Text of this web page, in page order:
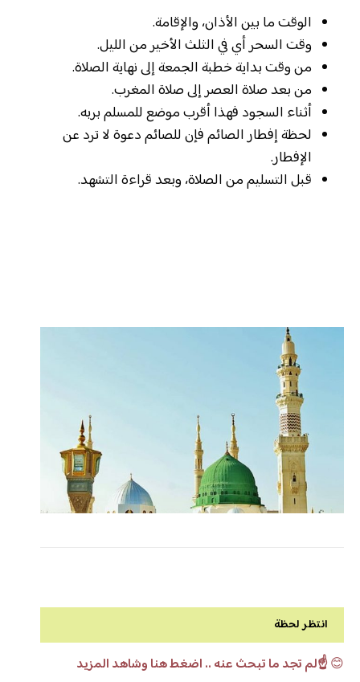
الوقت ما بين الأذان، والإقامة.
وقت السحر أي في الثلث الأخير من الليل.
من وقت بداية خطبة الجمعة إلى نهاية الصلاة.
من بعد صلاة العصر إلى صلاة المغرب.
أثناء السجود فهذا أقرب موضع للمسلم بربه.
لحظة إفطار الصائم فإن للصائم دعوة لا ترد عن
الإفطار.
قبل التسليم من الصلاة، وبعد قراءة التشهد.
انتظر لحظة
😊☝️لم تجد ما تبحث عنه .. اضغط هنا وشاهد المزيد